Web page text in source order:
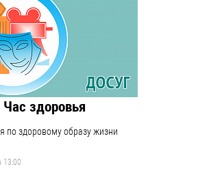
Час здоровья
по здоровому образу жизни
13:00